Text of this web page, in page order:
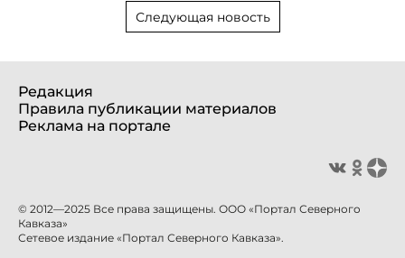
Следующая новость
Редакция
Правила публикации материалов
Реклама на портале
© 2012—2025 Все права защищены. ООО «Портал Северного
Кавказа»
Сетевое издание «Портал Северного Кавказа».